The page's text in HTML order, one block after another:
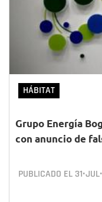
HÁBITAT
Grupo Energía
con anuncio de
PUBLICADO EL